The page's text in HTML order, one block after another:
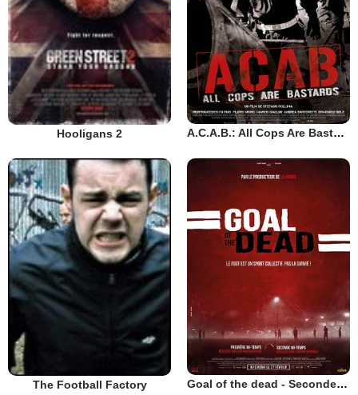
Hooligans 2 A.C.A.B.: All Cops Are Bastards
The Football Factory Goal of the dead - Seconde mi-temps